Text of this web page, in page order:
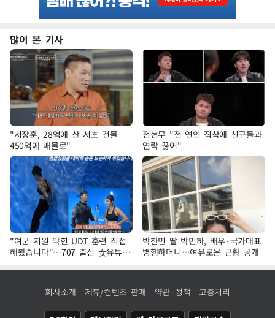
많이 본 기사
"서장훈, 28억에 산 서초 건물
450억에 매물로"
전현무 "전 연인 집착에 친구들과
연락 끊어"
"여군 지원 막힌 UDT 훈련 직접
해봤습니다"…707 출신 女유튜버
'완벽 소화'
박찬민 딸 박민하, 배우·국가대표
병행하더니…여유로운 근황 공개
회사소개 제휴/컨텐츠 판매 약관·정책 고충처리